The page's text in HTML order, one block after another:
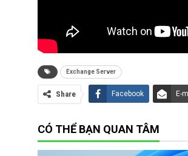
Exchange Server
Share Facebook E-
CÓ THỂ BẠN QUAN TÂM